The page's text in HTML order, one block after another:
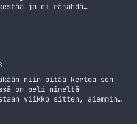
ja ei räjähdä
vaiheessa vielä joten se
varmaan paljon lisää
lukemista Kerbal
niin pitää kertoa sen
on peli nimeltä
viikko sitten, aiemmin
versiota selaimella ja
kyseisestä pelistä ja se